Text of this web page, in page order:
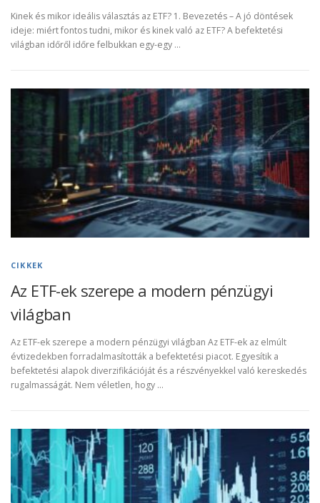
Kinek és mikor ideális választás az ETF? 1. Bevezetés – A jó döntések
ideje: miért fontos tudni, mikor és kinek való az ETF? A befektetési
világban időről időre felbukkan egy-egy …
CIKKEK
Az ETF-ek szerepe a modern pénzügyi
világban
Az ETF-ek szerepe a modern pénzügyi világban Az ETF-ek az elmúlt
évtizedekben forradalmasították a befektetési piacot. Egyesítik a
befektetési alapok diverzifikációját és a részvényekkel való kereskedés
rugalmasságát. Nem véletlen, hogy …